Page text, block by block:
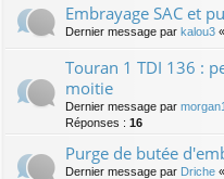
Embrayage SAC et
Dernier message par kalou3 «
Touran 1 TDI 136 :
moitie
Dernier message par
Réponses : 16
Purge de butée
Dernier message par Driche «